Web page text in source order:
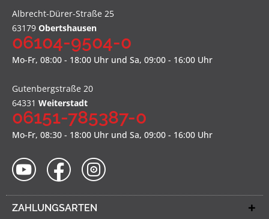
Albrecht-Dürer-Straße 25
63179 Obertshausen
06104-9504-0
Mo-Fr, 08:00 - 18:00 Uhr und Sa, 09:00 - 16:00 Uhr
Gutenbergstraße 20
64331 Weiterstadt
06151-785387-0
Mo-Fr, 08:30 - 18:00 Uhr und Sa, 09:00 - 16:00 Uhr
ZAHLUNGSARTEN